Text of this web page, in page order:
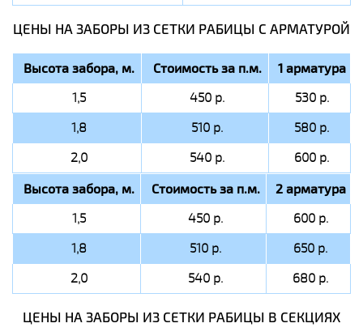
ЦЕНЫ НА ЗАБОРЫ ИЗ СЕТКИ РАБИЦЫ C АРМАТУРОЙ
Высота забора, м. Стоимость за п.м. 1 арматура
1,5 450 р.
530 р.
1,8
510 р.
580 р.
2,0
540 р. 600 р.
Высота забора, м. Стоимость за п.м. 2 арматура
1,5 450 р.
600 р.
1,8
510 р.
650 р.
2,0
540 р. 680 р.
ЦЕНЫ НА ЗАБОРЫ ИЗ СЕТКИ РАБИЦЫ В СЕКЦИЯХ